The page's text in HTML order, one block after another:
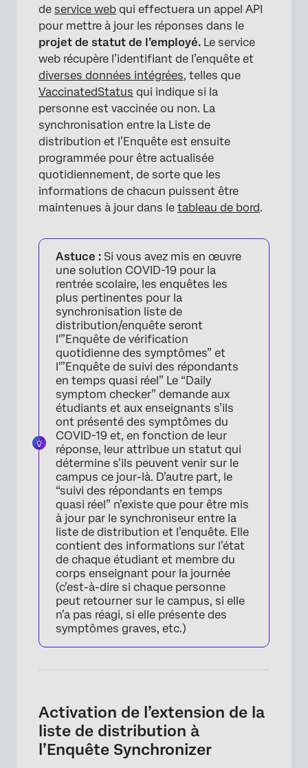
de service web qui effectuera un appel API
pour mettre à jour les réponses dans le
projet de statut de l’employé. Le service
web récupère l’identifiant de l’enquête et
diverses données intégrées, telles que
VaccinatedStatus qui indique si la
personne est vaccinée ou non. La
synchronisation entre la Liste de
distribution et l’Enquête est ensuite
programmée pour être actualisée
quotidiennement, de sorte que les
informations de chacun puissent être
maintenues à jour dans le tableau de bord.
Astuce : Si vous avez mis en œuvre
une solution COVID-19 pour la
rentrée scolaire, les enquêtes les
plus pertinentes pour la
synchronisation liste de
distribution/enquête seront
l'”Enquête de vérification
quotidienne des symptômes” et
l'”Enquête de suivi des répondants
en temps quasi réel” Le “Daily
symptom checker” demande aux
étudiants et aux enseignants s’ils
ont présenté des symptômes du
COVID-19 et, en fonction de leur
réponse, leur attribue un statut qui
détermine s’ils peuvent venir sur le
campus ce jour-là. D’autre part, le
“suivi des répondants en temps
quasi réel” n’existe que pour être mis
à jour par le synchroniseur entre la
liste de distribution et l’enquête. Elle
contient des informations sur l’état
de chaque étudiant et membre du
corps enseignant pour la journée
(c’est-à-dire si chaque personne
peut retourner sur le campus, si elle
n’a pas réagi, si elle présente des
symptômes graves, etc.)
Activation de l’extension de la
liste de distribution à
l’Enquête Synchronizer